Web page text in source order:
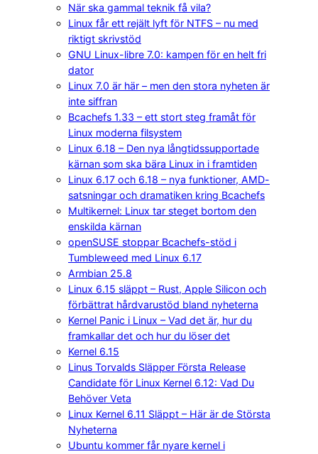
När ska gammal teknik få vila?
Linux får ett rejält lyft för NTFS – nu med
riktigt skrivstöd
GNU Linux-libre 7.0: kampen för en helt fri
dator
Linux 7.0 är här – men den stora nyheten är
inte siffran
Bcachefs 1.33 – ett stort steg framåt för
Linux moderna filsystem
Linux 6.18 – Den nya långtidssupportade
kärnan som ska bära Linux in i framtiden
Linux 6.17 och 6.18 – nya funktioner, AMD-
satsningar och dramatiken kring Bcachefs
Multikernel: Linux tar steget bortom den
enskilda kärnan
openSUSE stoppar Bcachefs-stöd i
Tumbleweed med Linux 6.17
Armbian 25.8
Linux 6.15 släppt – Rust, Apple Silicon och
förbättrat hårdvarustöd bland nyheterna
Kernel Panic i Linux – Vad det är, hur du
framkallar det och hur du löser det
Kernel 6.15
Linus Torvalds Släpper Första Release
Candidate för Linux Kernel 6.12: Vad Du
Behöver Veta
Linux Kernel 6.11 Släppt – Här är de Största
Nyheterna
Ubuntu kommer får nyare kernel i